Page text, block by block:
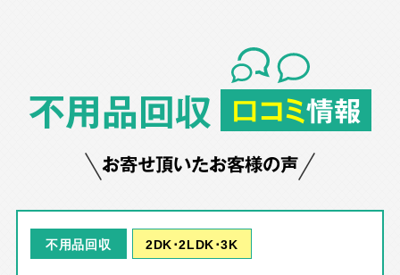
不用品回収 口コミ情報
お寄せ頂いたお客様の声
不用品回収 2DK･2LDK･3K